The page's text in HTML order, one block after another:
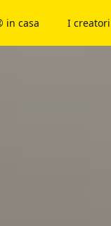
in casa I creatori